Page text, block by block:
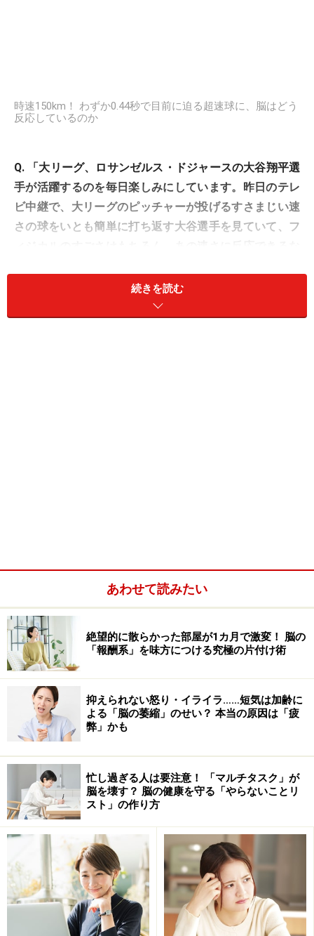
時速150km！ わずか0.44秒で目前に迫る超速球に、脳はどう
反応しているのか
Q. 「大リーグ、ロサンゼルス・ドジャースの大谷翔平選
手が活躍するのを毎日楽しみにしています。昨日のテレ
ビ中継で、大リーグのピッチャーが投げるすさまじい速
さの球をいとも簡単に打ち返す大谷選手を見ていて、フ
朴な疑問が湧きました。どれだけ体を鍛えても、超速球
に的確に反応して打ち返せるなんて、自分にはとても考
しかかかりません。つまり、バッターは、ピッチャーが
ボールを放った約0.5秒以内に、バットを振りぬいて当て
なければならないのです。
筆者自身がバッティングセンターに行ったとき、試しに
時速150kmの球にチャレンジしてみたことがあります。
「ボールが来た！」と思ったときにはすでに後ろに通り
過ぎている状態で、バットを振っても間に合いませんで
続きを読む
あわせて読みたい
絶望的に散らかった部屋が1カ月で激変！ 脳の
「報酬系」を味方につける究極の片付け術
抑えられない怒り・イライラ……短気は加齢に
よる「脳の萎縮」のせい？ 本当の原因は「疲
弊」かも
忙し過ぎる人は要注意！ 「マルチタスク」が
脳を壊す？ 脳の健康を守る「やらないことリ
スト」の作り方